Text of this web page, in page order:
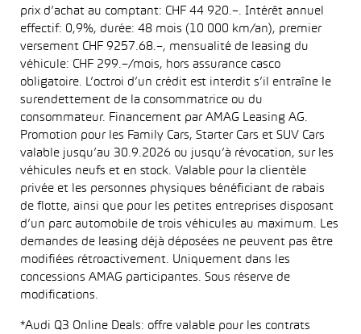
prix d’achat au comptant: CHF 44 920.–. Intérêt annuel
effectif: 0,9%, durée: 48 mois (10 000 km/an), premier
versement CHF 9257.68.–, mensualité de leasing du
véhicule: CHF 299.–/mois, hors assurance casco
obligatoire. L’octroi d’un crédit est interdit s’il entraîne le
surendettement de la consommatrice ou du
consommateur. Financement par AMAG Leasing AG.
Promotion pour les Family Cars, Starter Cars et SUV Cars
valable jusqu’au 30.9.2026 ou jusqu’à révocation, sur les
véhicules neufs et en stock. Valable pour la clientèle
privée et les personnes physiques bénéficiant de rabais
de flotte, ainsi que pour les petites entreprises disposant
d’un parc automobile de trois véhicules au maximum. Les
demandes de leasing déjà déposées ne peuvent pas être
modifiées rétroactivement. Uniquement dans les
concessions AMAG participantes. Sous réserve de
modifications.
*Audi Q3 Online Deals: offre valable pour les contrats